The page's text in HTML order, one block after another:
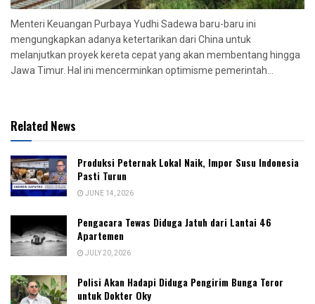
Menteri Keuangan Purbaya Yudhi Sadewa baru-baru ini
mengungkapkan adanya ketertarikan dari China untuk
melanjutkan proyek kereta cepat yang akan membentang hingga
Jawa Timur. Hal ini mencerminkan optimisme pemerintah...
Related News
Produksi Peternak Lokal Naik, Impor Susu Indonesia
Pasti Turun
JUNE 14, 2026
Pengacara Tewas Diduga Jatuh dari Lantai 46
Apartemen
JULY 20, 2026
Polisi Akan Hadapi Diduga Pengirim Bunga Teror
untuk Dokter Oky